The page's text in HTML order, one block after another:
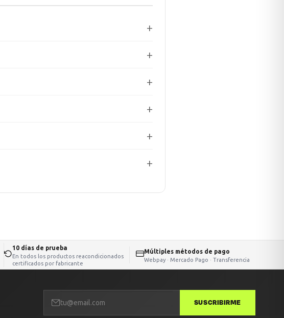
10 días de prueba
En todos los productos reacondicionados
certificados por fabricante
Múltiples métodos de pago
Webpay · Mercado Pago · Transferencia
SUSCRIBIRME